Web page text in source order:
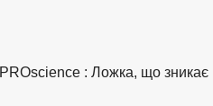
PROscience : Ложка, що зникає